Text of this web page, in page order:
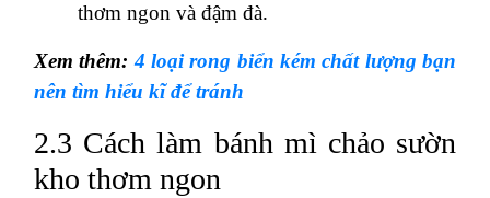
thơm ngon và đậm đà.
Xem thêm:4 loại rong biển kém chất lượng bạn
nên tìm hiểu kĩ để tránh
2.3 Cách làm bánh mì chảo sườn
kho thơm ngon